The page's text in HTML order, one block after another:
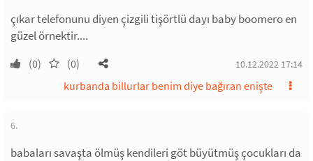
çıkar telefonunu diyen çizgili tişörtlü dayı baby boomero en
güzel örnektir....
(0) (0) 10.12.2022 17:14
kurbanda billurlar benim diye bağıran enişte
6.
babaları savaşta ölmüş kendileri göt büyütmüş çocukları da